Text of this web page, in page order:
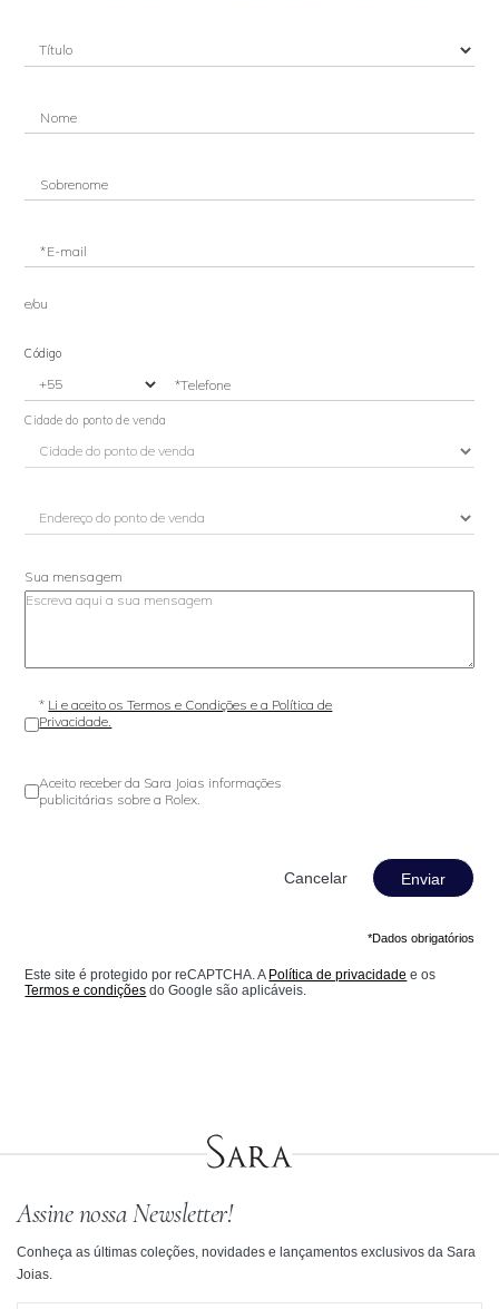
Nome
Sobrenome
*E-mail
e/ou
Código
*Telefone
Cidade do ponto de venda
Sua mensagem
* Li e aceito os Termos e Condições e a Política de
Privacidade.
Aceito receber da Sara Joias informações
publicitárias sobre a Rolex.
Enviar
*Dados obrigatórios
Este site é protegido por reCAPTCHA. A Política de privacidade e os
Termos e condições do Google são aplicáveis.
Assine nossa Newsletter!
Conheça as últimas coleções, novidades e lançamentos exclusivos da Sara
Joias.